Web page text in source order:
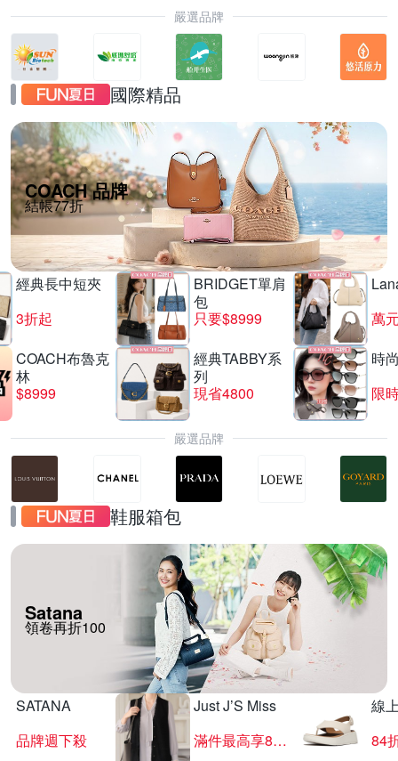
嚴選品牌
國際精品
COACH 品牌
結帳77折
經典長中短夾
3折起
BRIDGET單肩
包
只要$8999
萬
COACH布魯克
林
$8999
經典TABBY系
列
現省4800
時
限
嚴選品牌
鞋服箱包
Satana
領卷再折100
SATANA
品牌週下殺
Just J’S Miss
滿件最高享85折
線
84